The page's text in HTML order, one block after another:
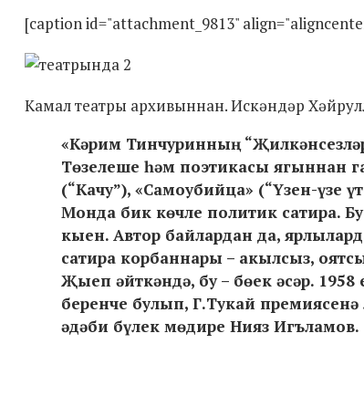
[caption id="attachment_9813"
Камал театры архивыннан. Искәндәр
«Кәрим Тинчуринның
Төзелеше һәм поэтикасы ягыннан
(“Качу”), «Самоубийца» (“Үзен-үзе
Монда бик көчле политик сатира.
кыен. Автор байлардан да,
сатира корбаннары – акылсыз,
Җыеп әйткәндә, бу – бөек әсәр. 1958
беренче булып, Г.Тукай
әдәби бүлек мөдире Нияз Игъламов.